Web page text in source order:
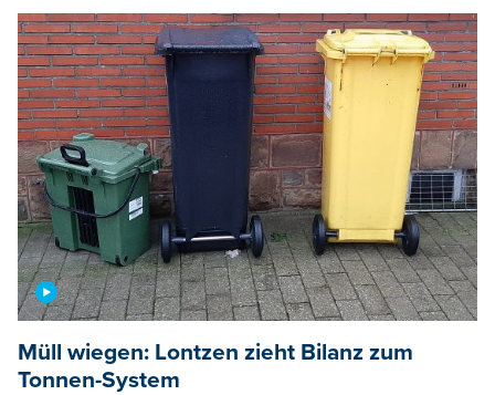
Müll wiegen: Lontzen zieht Bilanz zum
Tonnen-System